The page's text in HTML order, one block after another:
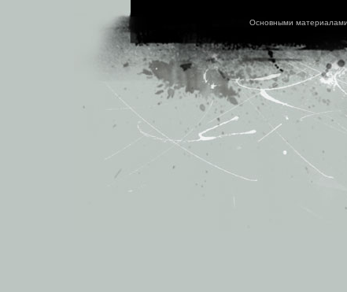
Основными